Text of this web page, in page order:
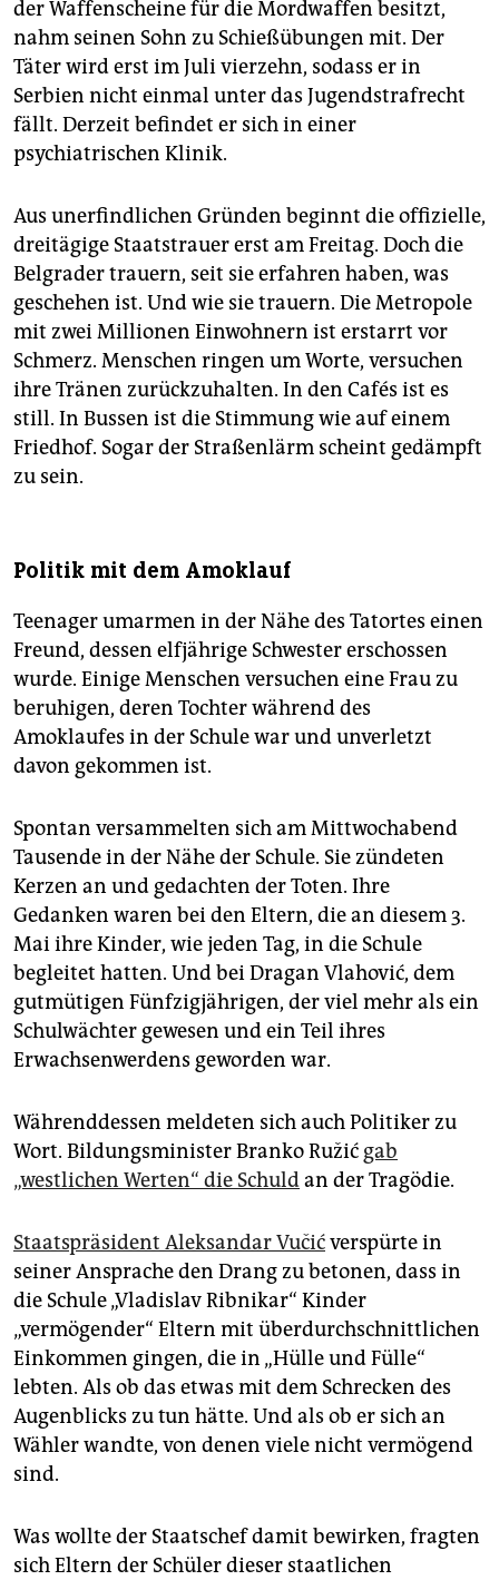
der Waffenscheine für die Mordwaffen besitzt,
nahm seinen Sohn zu Schießübungen mit. Der
Täter wird erst im Juli vierzehn, sodass er in
Serbien nicht einmal unter das Jugendstrafrecht
fällt. Derzeit befindet er sich in einer
psychiatrischen Klinik.
Aus unerfindlichen Gründen beginnt die offizielle,
dreitägige Staatstrauer erst am Freitag. Doch die
Belgrader trauern, seit sie erfahren haben, was
geschehen ist. Und wie sie trauern. Die Metropole
mit zwei Millionen Einwohnern ist erstarrt vor
Schmerz. Menschen ringen um Worte, versuchen
ihre Tränen zurückzuhalten. In den Cafés ist es
still. In Bussen ist die Stimmung wie auf einem
Friedhof. Sogar der Straßenlärm scheint gedämpft
zu sein.
Politik mit dem Amoklauf
Teenager umarmen in der Nähe des Tatortes einen
Freund, dessen elfjährige Schwester erschossen
wurde. Einige Menschen versuchen eine Frau zu
beruhigen, deren Tochter während des
Amoklaufes in der Schule war und unverletzt
davon gekommen ist.
Spontan versammelten sich am Mittwochabend
Tausende in der Nähe der Schule. Sie zündeten
Kerzen an und gedachten der Toten. Ihre
Gedanken waren bei den Eltern, die an diesem 3.
Mai ihre Kinder, wie jeden Tag, in die Schule
begleitet hatten. Und bei Dragan Vlahović, dem
gutmütigen Fünfzigjährigen, der viel mehr als ein
Schulwächter gewesen und ein Teil ihres
Erwachsenwerdens geworden war.
Währenddessen meldeten sich auch Politiker zu
Wort. Bildungsminister Branko Ružić gab
„westlichen Werten“ die Schuldan der Tragödie.
Staatspräsident Aleksandar Vučićverspürte in
seiner Ansprache den Drang zu betonen, dass in
die Schule „Vladislav Ribnikar“ Kinder
„vermögender“ Eltern mit überdurchschnittlichen
Einkommen gingen, die in „Hülle und Fülle“
lebten. Als ob das etwas mit dem Schrecken des
Augenblicks zu tun hätte. Und als ob er sich an
Wähler wandte, von denen viele nicht vermögend
sind.
Was wollte der Staatschef damit bewirken, fragten
sich Eltern der Schüler dieser staatlichen